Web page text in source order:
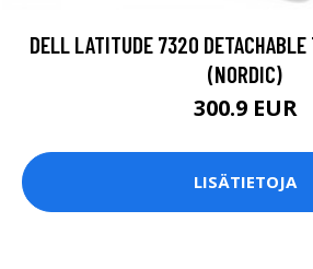
DELL LATITUDE 7320 DETACHABLE
(NORDIC)
300.9 EUR
LISÄTIETOJA